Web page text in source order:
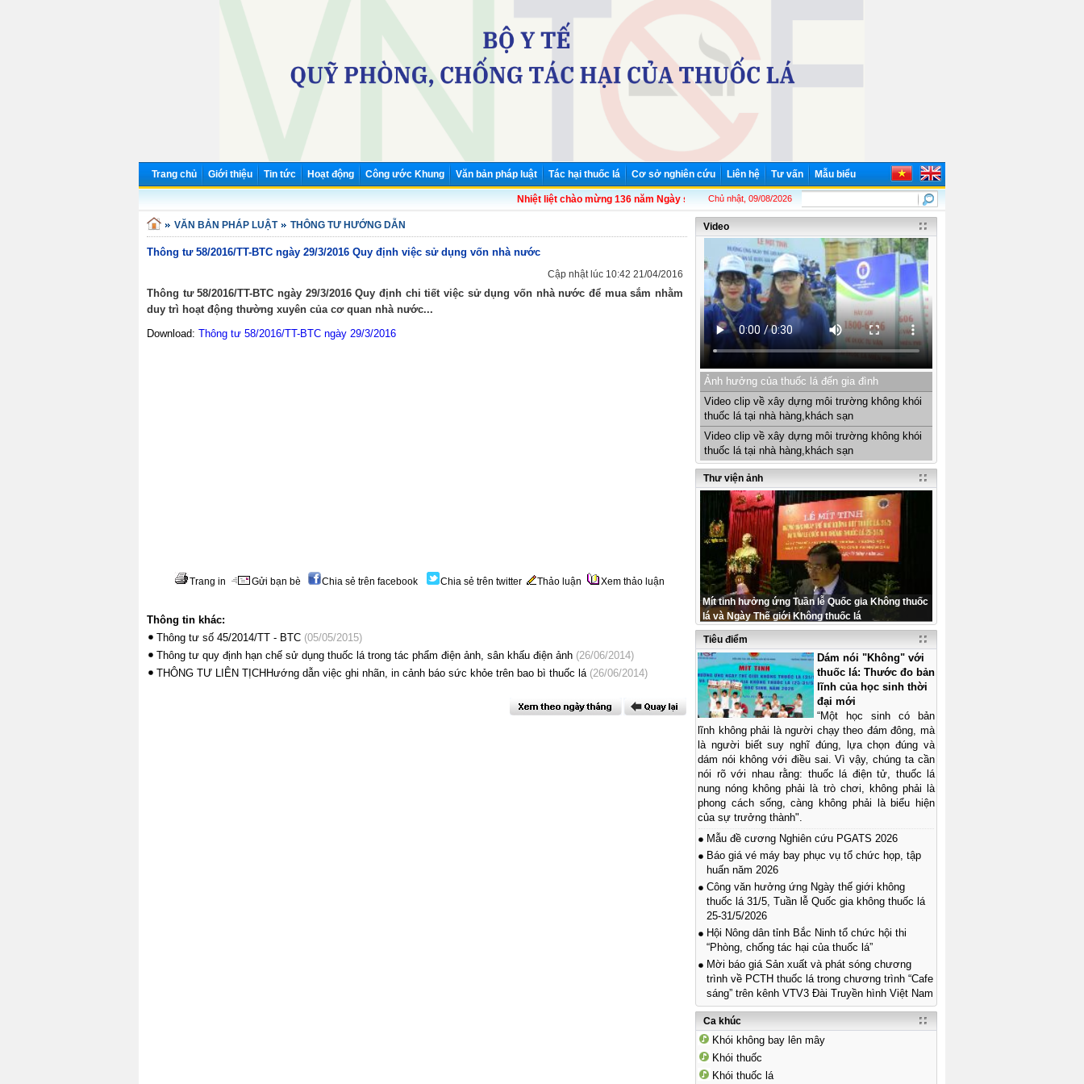
Trang chủ Giới thiệu Tin tức Hoạt động Công ước Khung Văn bản pháp luật Tác hại thuốc lá Cơ sở nghiên cứu Liên hệ Tư vấn Mẫu biểu
Nhiệt liệt chào mừng 136 năm Ngày sinh Chủ tịch Hồ Chí Minh (19/5/1890 - 19/5/2026)! Chủ tịch Hồ Chí Minh - Lãnh tụ thiên
Chủ nhật, 09/08/2026
VĂN BẢN PHÁP LUẬT THÔNG TƯ HƯỚNG DẪN
Thông tư 58/2016/TT-BTC ngày 29/3/2016 Quy định việc sử dụng vốn nhà nước
Cập nhật lúc 10:42 21/04/2016
Thông tư 58/2016/TT-BTC ngày 29/3/2016 Quy định chi tiết việc sử dụng vốn nhà nước để mua sắm nhằm
duy trì hoạt động thường xuyên của cơ quan nhà nước...
Download: Thông tư 58/2016/TT-BTC ngày 29/3/2016
Trang in Gửi bạn bè Chia sẻ trên facebook Chia sẻ trên twitter Thảo luận Xem thảo luận
Thông tin khác:
Thông tư số 45/2014/TT - BTC (05/05/2015)
Thông tư quy định hạn chế sử dụng thuốc lá trong tác phẩm điện ảnh, sân khấu điện ảnh (26/06/2014)
THÔNG TƯ LIÊN TỊCHHướng dẫn việc ghi nhãn, in cảnh báo sức khỏe trên bao bì thuốc lá (26/06/2014)
Video
Ảnh hưởng của thuốc lá đến gia đình
Video clip về xây dựng môi trường không khói
thuốc lá tại nhà hàng,khách sạn
Video clip về xây dựng môi trường không khói
thuốc lá tại nhà hàng,khách sạn
Thư viện ảnh
Mít tinh hưởng ứng Tuần lễ Quốc gia Không thuốc
lá và Ngày Thế giới Không thuốc lá
Tiêu điểm
Dám nói "Không" với
thuốc lá: Thước đo bản
lĩnh của học sinh thời
đại mới
“Một học sinh có bản
lĩnh không phải là người chạy theo đám đông, mà
là người biết suy nghĩ đúng, lựa chọn đúng và
dám nói không với điều sai. Vì vậy, chúng ta cần
nói rõ với nhau rằng: thuốc lá điện tử, thuốc lá
nung nóng không phải là trò chơi, không phải là
phong cách sống, càng không phải là biểu hiện
của sự trưởng thành".
Mẫu đề cương Nghiên cứu PGATS 2026
Báo giá vé máy bay phục vụ tổ chức họp, tập
huấn năm 2026
Công văn hưởng ứng Ngày thế giới không
thuốc lá 31/5, Tuần lễ Quốc gia không thuốc lá
25-31/5/2026
Hội Nông dân tỉnh Bắc Ninh tổ chức hội thi
“Phòng, chống tác hại của thuốc lá”
Mời báo giá Sản xuất và phát sóng chương
trình về PCTH thuốc lá trong chương trình “Cafe
sáng” trên kênh VTV3 Đài Truyền hình Việt Nam
Ca khúc
Khói không bay lên mây
Khói thuốc
Khói thuốc lá